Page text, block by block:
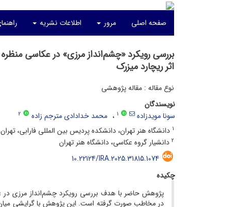
صفحه اصلی مرور اطلاعات نشریه
بررسی رویکرد «چشم‌انداز مرزی» در عکاسی
اثر ریچارد میزرک
نوع مقاله : مقاله پژوهشی
نویسندگان
سونا مویدزاده
1 محمد خدادادی مترجم زاده
2
1 دانشگاه هنر تهران، دانشکده پردیس بین المللی فارابی، تهران
2 دانشیار گروه عکاسی، دانشگاه هنر تهران
10.22124/IRA.2025.31815.1074
چکیده
پژوهش حاضر با هدف بررسی رویکرد چشم‌انداز مرزی در
در مخاطب صورت گرفته است. این پژوهش با گرایشی